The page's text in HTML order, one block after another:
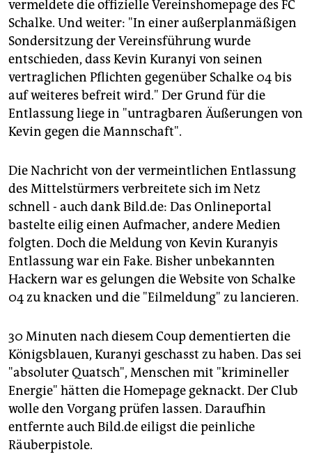
vermeldete die offizielle Vereinshomepage des FC
Schalke. Und weiter: "In einer außerplanmäßigen
Sondersitzung der Vereinsführung wurde
entschieden, dass Kevin Kuranyi von seinen
vertraglichen Pflichten gegenüber Schalke 04 bis
auf weiteres befreit wird." Der Grund für die
Entlassung liege in "untragbaren Äußerungen von
Kevin gegen die Mannschaft".
Die Nachricht von der vermeintlichen Entlassung
des Mittelstürmers verbreitete sich im Netz
schnell - auch dank Bild.de: Das Onlineportal
bastelte eilig einen Aufmacher, andere Medien
folgten. Doch die Meldung von Kevin Kuranyis
Entlassung war ein Fake. Bisher unbekannten
Hackern war es gelungen die Website von Schalke
04 zu knacken und die "Eilmeldung" zu lancieren.
30 Minuten nach diesem Coup dementierten die
Königsblauen, Kuranyi geschasst zu haben. Das sei
"absoluter Quatsch", Menschen mit "krimineller
Energie" hätten die Homepage geknackt. Der Club
wolle den Vorgang prüfen lassen. Daraufhin
entfernte auch Bild.de eiligst die peinliche
Räuberpistole.